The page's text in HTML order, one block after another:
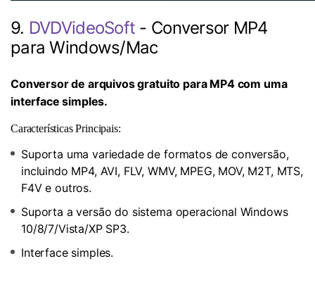
9. DVDVideoSoft - Conversor MP4
para Windows/Mac
Conversor de arquivos gratuito para MP4 com uma
interface simples.
Características Principais:
Suporta uma variedade de formatos de conversão,
incluindo MP4, AVI, FLV, WMV, MPEG, MOV, M2T, MTS,
F4V e outros.
Suporta a versão do sistema operacional Windows
10/8/7/Vista/XP SP3.
Interface simples.